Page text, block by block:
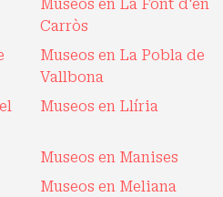
Museos en La Font d'en
Carròs
Museos en La Pobla de
Vallbona
Museos en Llíria
Museos en Manises
Museos en Meliana